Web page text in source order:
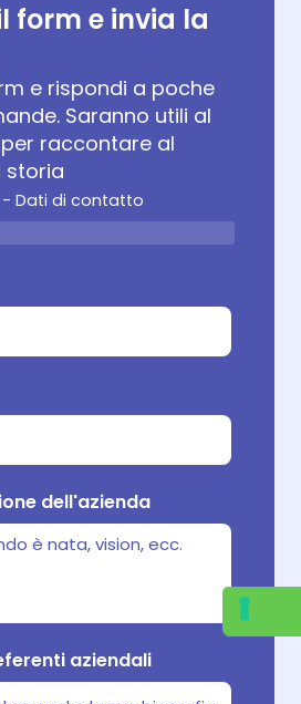
form e invia la
e rispondi a poche
Saranno utili al
raccontare al
storia
- Dati di contatto
dell'azienda
aziendali
Cosa